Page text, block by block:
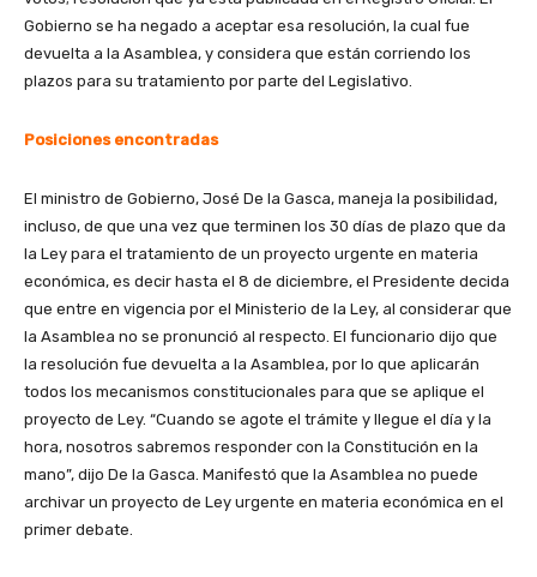
Gobierno se ha negado a aceptar esa resolución, la cual fue
devuelta a la Asamblea, y considera que están corriendo los
plazos para su tratamiento por parte del Legislativo.
Posiciones encontradas
El ministro de Gobierno, José De la Gasca, maneja la posibilidad,
incluso, de que una vez que terminen los 30 días de plazo que da
la Ley para el tratamiento de un proyecto urgente en materia
económica, es decir hasta el 8 de diciembre, el Presidente decida
que entre en vigencia por el Ministerio de la Ley, al considerar que
la Asamblea no se pronunció al respecto. El funcionario dijo que
la resolución fue devuelta a la Asamblea, por lo que aplicarán
todos los mecanismos constitucionales para que se aplique el
proyecto de Ley. “Cuando se agote el trámite y llegue el día y la
hora, nosotros sabremos responder con la Constitución en la
mano”, dijo De la Gasca. Manifestó que la Asamblea no puede
archivar un proyecto de Ley urgente en materia económica en el
primer debate.